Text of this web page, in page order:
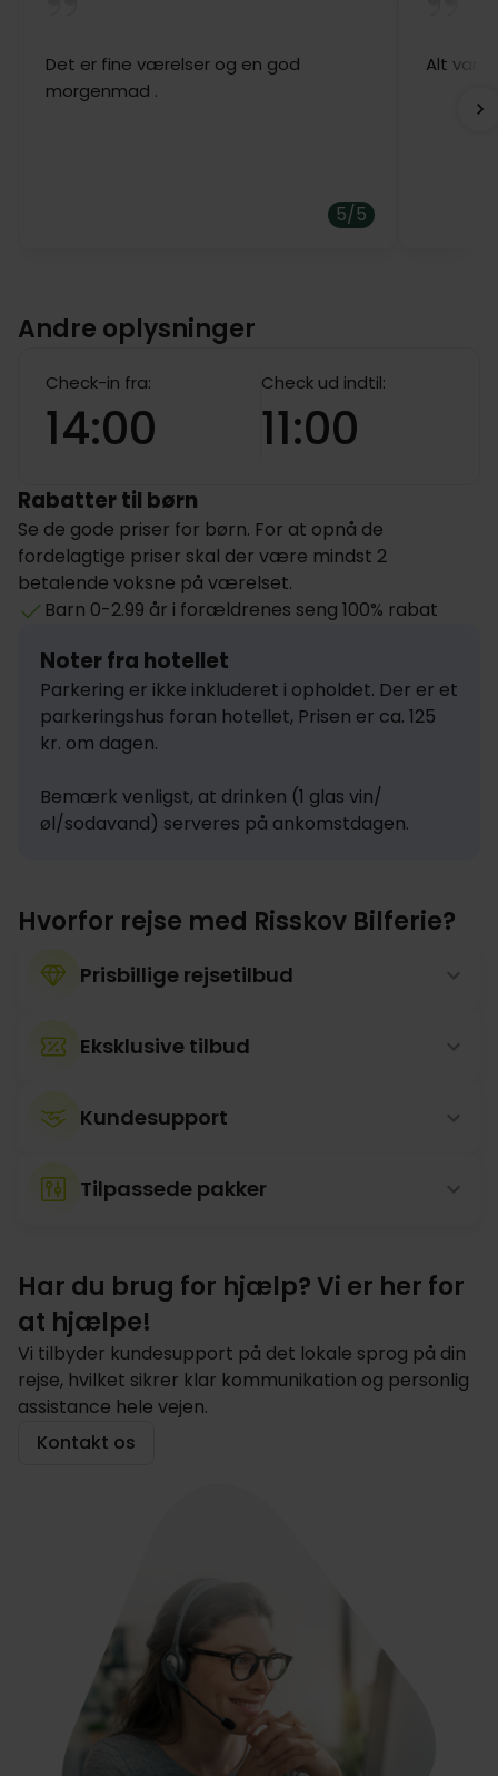
Det er fine værelser og en god
morgenmad .
5/5
Alt var i
Andre oplysninger
Check-in fra:
14:00
Check ud indtil:
11:00
Rabatter til børn
Se de gode priser for børn. For at opnå de
fordelagtige priser skal der være mindst 2
betalende voksne på værelset.
Barn 0-2.99 år i forældrenes seng 100% rabat
Noter fra hotellet
Parkering er ikke inkluderet i opholdet. Der er et
parkeringshus foran hotellet, Prisen er ca. 125
kr. om dagen.
Bemærk venligst, at drinken (1 glas vin/
øl/sodavand) serveres på ankomstdagen.
Hvorfor rejse med Risskov Bilferie?
Prisbillige rejsetilbud
Eksklusive tilbud
Kundesupport
Tilpassede pakker
Har du brug for hjælp? Vi er her for
at hjælpe!
Vi tilbyder kundesupport på det lokale sprog på din
rejse, hvilket sikrer klar kommunikation og personlig
assistance hele vejen.
Kontakt os